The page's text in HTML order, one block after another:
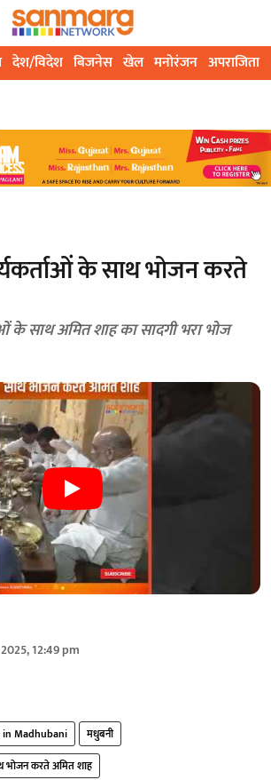
देश/विदेश बिजनेस खेल मनोरंजन अपराजिता
के साथ भोजन करते
के साथ अमित शाह का सादगी भरा भोज
12:49 pm
Madhubani
मधुबनी
भोजन करते अमित शाह